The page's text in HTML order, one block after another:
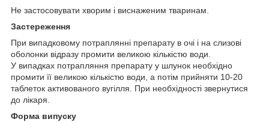
Не застосовувати хворим і виснаженим тваринам.
Застереження
При випадковому потраплянні препарату в очі і на слизові
оболонки відразу промити великою кількістю води.
У випадках потрапляння препарату у шлунок необхідно
промити її великою кількістю води, а потім прийняти 10-20
таблеток активованого вугілля. При необхідності звернутися
до лікаря.
Форма випуску